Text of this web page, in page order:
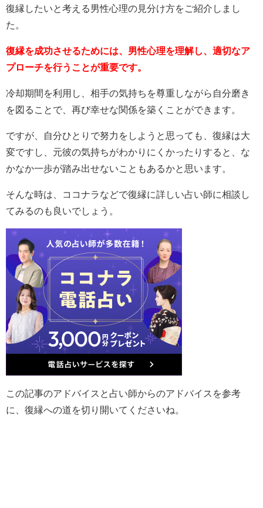
復縁したいと考える男性心理の見分け方をご紹介しまし
た。
復縁を成功させるためには、男性心理を理解し、適切なア
プローチを行うことが重要です。
冷却期間を利用し、相手の気持ちを尊重しながら自分磨き
を図ることで、再び幸せな関係を築くことができます。
ですが、自分ひとりで努力をしようと思っても、復縁は大
変ですし、元彼の気持ちがわかりにくかったりすると、な
かなか一歩が踏み出せないこともあるかと思います。
そんな時は、ココナラなどで復縁に詳しい占い師に相談し
てみるのも良いでしょう。
この記事のアドバイスと占い師からのアドバイスを参考
に、復縁への道を切り開いてくださいね。